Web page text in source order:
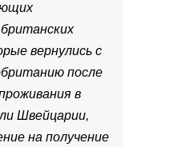
вернулись с
после
в
Швейцарии,
на получение